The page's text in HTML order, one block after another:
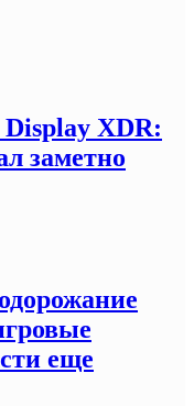
XDR:
заметно
еще